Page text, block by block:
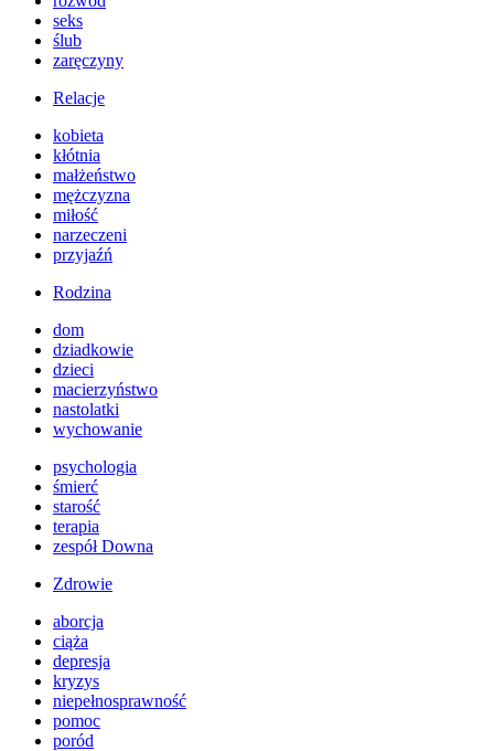
seks
ślub
zaręczyny
Relacje
kobieta
kłótnia
małżeństwo
mężczyzna
miłość
narzeczeni
przyjaźń
Rodzina
dom
dziadkowie
dzieci
macierzyństwo
nastolatki
wychowanie
psychologia
śmierć
starość
terapia
zespół Downa
Zdrowie
aborcja
ciąża
depresja
kryzys
niepełnosprawność
pomoc
poród